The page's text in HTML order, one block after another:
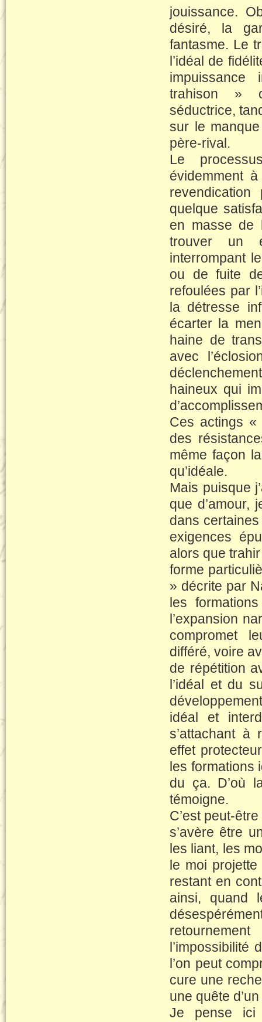
jouissance.
désiré, la
fantasme. Le
l’idéal de
trahison »
séductrice,
sur le
père-rival.
Le
évidemment
quelque
en masse de
trouver un
interrompant
ou de fuite
refoulées par
la détresse
écarter la
haine de
avec
haineux qui
Ces actings «
des
même façon
qu’idéale.
Mais puisque
que d’amour,
dans
exigences
alors que
forme
» décrite par
les
l’expansion
compromet
différé, voire
de répétition
l’idéal et du
idéal et
s’attachant à
effet
les
du ça. D’où
témoigne.
C’est peut-
s’avère être
les liant, les
le moi
restant en
ainsi, quand
l’on peut
cure une
une quête
Je pense ici